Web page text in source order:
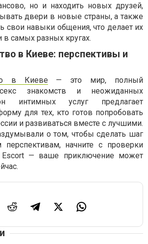
но и находить новых друзей,
двери в новые страны, а также
свои навыки общения, что делает их
самых разных кругах.
в Киеве: перспективы и
в Киеве — это мир, полный
знакомств и неожиданных
интимных услуг предлагает
для тех, кто готов попробовать
и развиваться вместе с лучшими.
о том, чтобы сделать шаг
перспективам, начните с проверки
Escort — ваше приключение может